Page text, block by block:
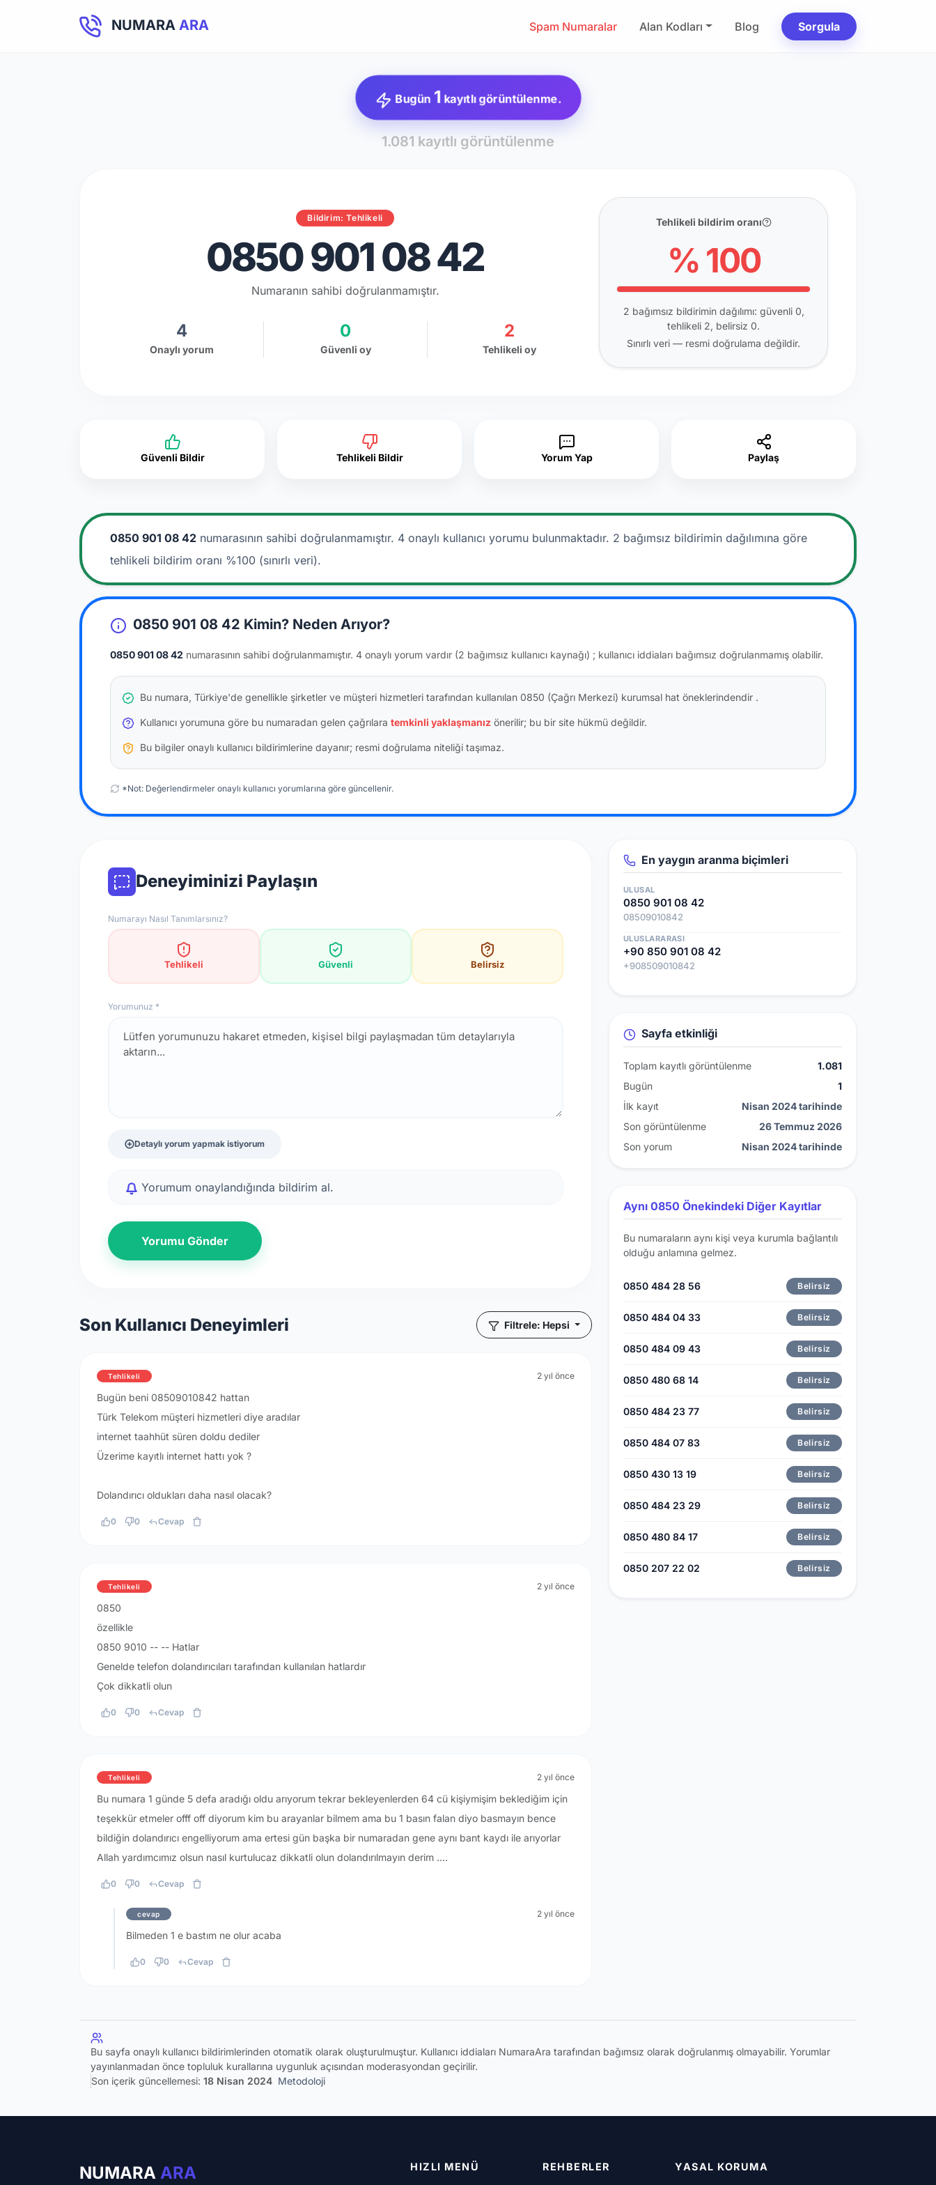
NUMARA ARA Spam Numaralar Alan Kodları Blog Sorgula
Bugün 1 kayıtlı görüntülenme.
1.081 kayıtlı görüntülenme
Bildirim: Tehlikeli
0850 901 08 42
Numaranın sahibi doğrulanmamıştır.
4
Onaylı yorum
0
Güvenli oy
2
Tehlikeli oy
Tehlikeli bildirim oranı
% 100
2 bağımsız bildirimin dağılımı: güvenli 0,
tehlikeli 2, belirsiz 0.
Sınırlı veri — resmi doğrulama değildir.
Güvenli Bildir Tehlikeli Bildir Yorum Yap Paylaş
0850 901 08 42 numarasının sahibi doğrulanmamıştır. 4 onaylı kullanıcı yorumu bulunmaktadır. 2 bağımsız bildirimin dağılımına göre
tehlikeli bildirim oranı %100 (sınırlı veri).
0850 901 08 42 Kimin? Neden Arıyor?
0850 901 08 42 numarasının sahibi doğrulanmamıştır. 4 onaylı yorum vardır (2 bağımsız kullanıcı kaynağı) ; kullanıcı iddiaları bağımsız doğrulanmamış olabilir.
Bu numara, Türkiye'de genellikle şirketler ve müşteri hizmetleri tarafından kullanılan 0850 (Çağrı Merkezi) kurumsal hat öneklerindendir .
Kullanıcı yorumuna göre bu numaradan gelen çağrılara temkinli yaklaşmanız önerilir; bu bir site hükmü değildir.
Bu bilgiler onaylı kullanıcı bildirimlerine dayanır; resmi doğrulama niteliği taşımaz.
*Not: Değerlendirmeler onaylı kullanıcı yorumlarına göre güncellenir.
Deneyiminizi Paylaşın
Numarayı Nasıl Tanımlarsınız?
Tehlikeli Güvenli Belirsiz
Yorumunuz *
Detaylı yorum yapmak istiyorum
Yorumum onaylandığında bildirim al.
Yorumu Gönder
Son Kullanıcı Deneyimleri Filtrele: Hepsi
Tehlikeli 2 yıl önce
Bugün beni 08509010842 hattan
Türk Telekom müşteri hizmetleri diye aradılar
internet taahhüt süren doldu dediler
Üzerime kayıtlı internet hattı yok ?
Dolandırıcı oldukları daha nasıl olacak?
0 0 Cevap
Tehlikeli 2 yıl önce
0850
özellikle
0850 9010 -- -- Hatlar
Genelde telefon dolandırıcıları tarafından kullanılan hatlardır
Çok dikkatli olun
0 0 Cevap
Tehlikeli 2 yıl önce
Bu numara 1 günde 5 defa aradığı oldu arıyorum tekrar bekleyenlerden 64 cü kişiymişim beklediğim için
teşekkür etmeler offf off diyorum kim bu arayanlar bilmem ama bu 1 basın falan diyo basmayın bence
bildiğin dolandırıcı engelliyorum ama ertesi gün başka bir numaradan gene aynı bant kaydı ile arıyorlar
Allah yardımcımız olsun nasıl kurtulucaz dikkatli olun dolandırılmayın derim ....
0 0 Cevap
cevap 2 yıl önce
Bilmeden 1 e bastım ne olur acaba
0 0 Cevap
En yaygın aranma biçimleri
ULUSAL
0850 901 08 42
08509010842
ULUSLARARASI
+90 850 901 08 42
+908509010842
Sayfa etkinliği
Toplam kayıtlı görüntülenme
1.081
Bugün
1
İlk kayıt
Nisan 2024 tarihinde
Son görüntülenme
26 Temmuz 2026
Son yorum
Nisan 2024 tarihinde
Aynı 0850 Önekindeki Diğer Kayıtlar
Bu numaraların aynı kişi veya kurumla bağlantılı
olduğu anlamına gelmez.
0850 484 28 56 Belirsiz
0850 484 04 33 Belirsiz
0850 484 09 43 Belirsiz
0850 480 68 14 Belirsiz
0850 484 23 77 Belirsiz
0850 484 07 83 Belirsiz
0850 430 13 19 Belirsiz
0850 484 23 29 Belirsiz
0850 480 84 17 Belirsiz
0850 207 22 02 Belirsiz
Bu sayfa onaylı kullanıcı bildirimlerinden otomatik olarak oluşturulmuştur. Kullanıcı iddiaları NumaraAra tarafından bağımsız olarak doğrulanmış olmayabilir. Yorumlar
yayınlanmadan önce topluluk kurallarına uygunluk açısından moderasyondan geçirilir.
Son içerik güncellemesi: 18 Nisan 2024 Metodoloji
NUMARA ARA HIZLI MENÜ REHBERLER YASAL KORUMA